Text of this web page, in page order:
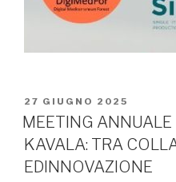
PUBBLICATO
IL
27 GIUGNO 2025
MEETING ANNUALE
KAVALA: TRA
EDINNOVAZIONE